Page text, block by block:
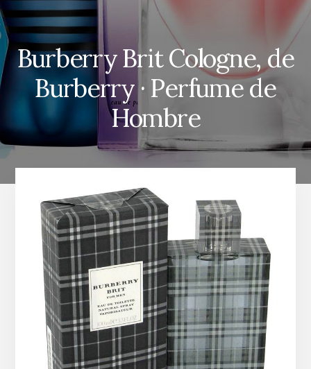
Burberry Brit Cologne, de
Burberry · Perfume de
Hombre